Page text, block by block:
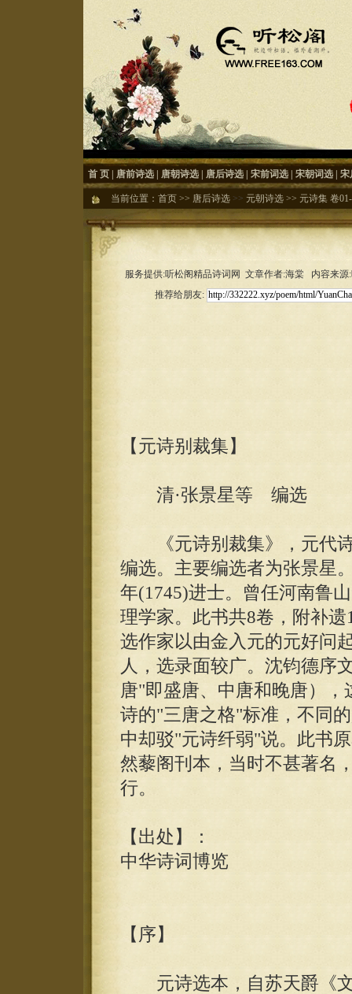
首 页 唐前诗选 唐朝诗选 唐后诗选 宋前词选 宋朝词选 宋
当前位置： 首页 >> 唐后诗选 >> 元朝诗选 >> 元诗集 卷
服务提供:听松阁精品诗词网 文章作者:海棠 内容来
推荐给朋友:
【元诗别裁集】
清·张景星等 编选
《元诗别裁集》，元代诗
编选。主要编选者为张景星
年(1745)进士。曾任河南鲁
理学家。此书共8卷，附补
选作家以由金入元的元好问
人，选录面较广。沈钧德序
唐"即盛唐、中唐和晚唐）
诗的"三唐之格"标准，不同
中却驳"元诗纤弱"说。此书
然藜阁刊本，当时不甚著名
行。
【出处】：
中华诗词博览
【序】
元诗选本，自苏天爵《文